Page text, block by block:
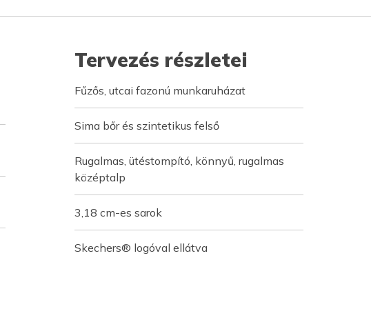
Tervezés részletei
Fűzős, utcai fazonú munkaruházat
Sima bőr és szintetikus felső
Rugalmas, ütéstompító, könnyű, rugalmas
középtalp
3,18 cm-es sarok
Skechers® logóval ellátva